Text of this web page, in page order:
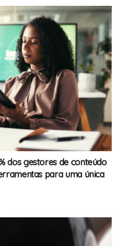
dos gestores de conteúdo
para uma única